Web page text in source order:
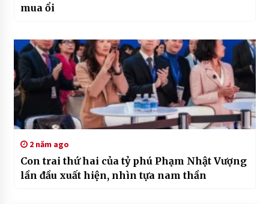
mua ổi
2 năm ago
Con trai thứ hai của tỷ phú Phạm Nhật Vượng
lần đầu xuất hiện, nhìn tựa nam thần